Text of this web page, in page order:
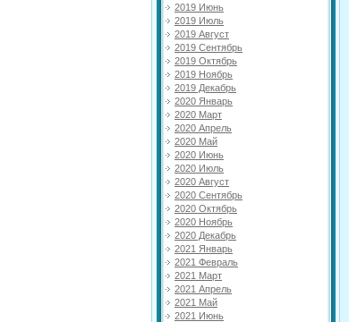
2019 Июнь
2019 Июль
2019 Август
2019 Сентябрь
2019 Октябрь
2019 Ноябрь
2019 Декабрь
2020 Январь
2020 Март
2020 Апрель
2020 Май
2020 Июнь
2020 Июль
2020 Август
2020 Сентябрь
2020 Октябрь
2020 Ноябрь
2020 Декабрь
2021 Январь
2021 Февраль
2021 Март
2021 Апрель
2021 Май
2021 Июнь